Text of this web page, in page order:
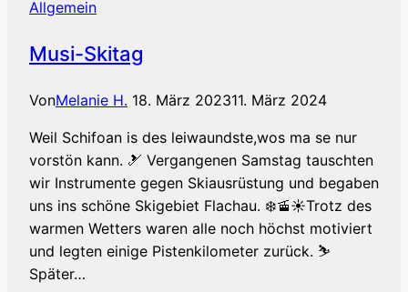
Allgemein
Musi-Skitag
VonMelanie H. 18. März 202311. März 2024
Weil Schifoan is des leiwaundste,wos ma se nur
vorstön kann. 🎿 Vergangenen Samstag tauschten
wir Instrumente gegen Skiausrüstung und begaben
uns ins schöne Skigebiet Flachau. ❄️🚡☀️Trotz des
warmen Wetters waren alle noch höchst motiviert
und legten einige Pistenkilometer zurück. ⛷️
Später…